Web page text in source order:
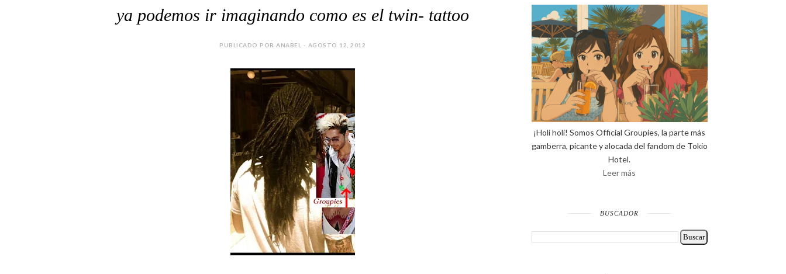
ya podemos ir imaginando como es el twin- tattoo
PUBLICADO POR ANABEL - AGOSTO 12, 2012
¡Holi holi! Somos Official Groupies, la parte más
gamberra, picante y alocada del fandom de Tokio
Hotel.
Leer más
BUSCADOR